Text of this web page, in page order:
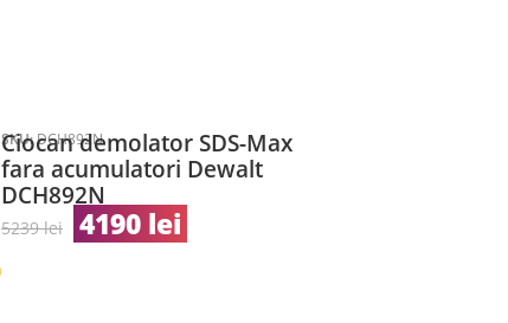
SKU:DCH892N
Ciocan demolator SDS-Max
fara acumulatori Dewalt
DCH892N
5239lei 4190 lei